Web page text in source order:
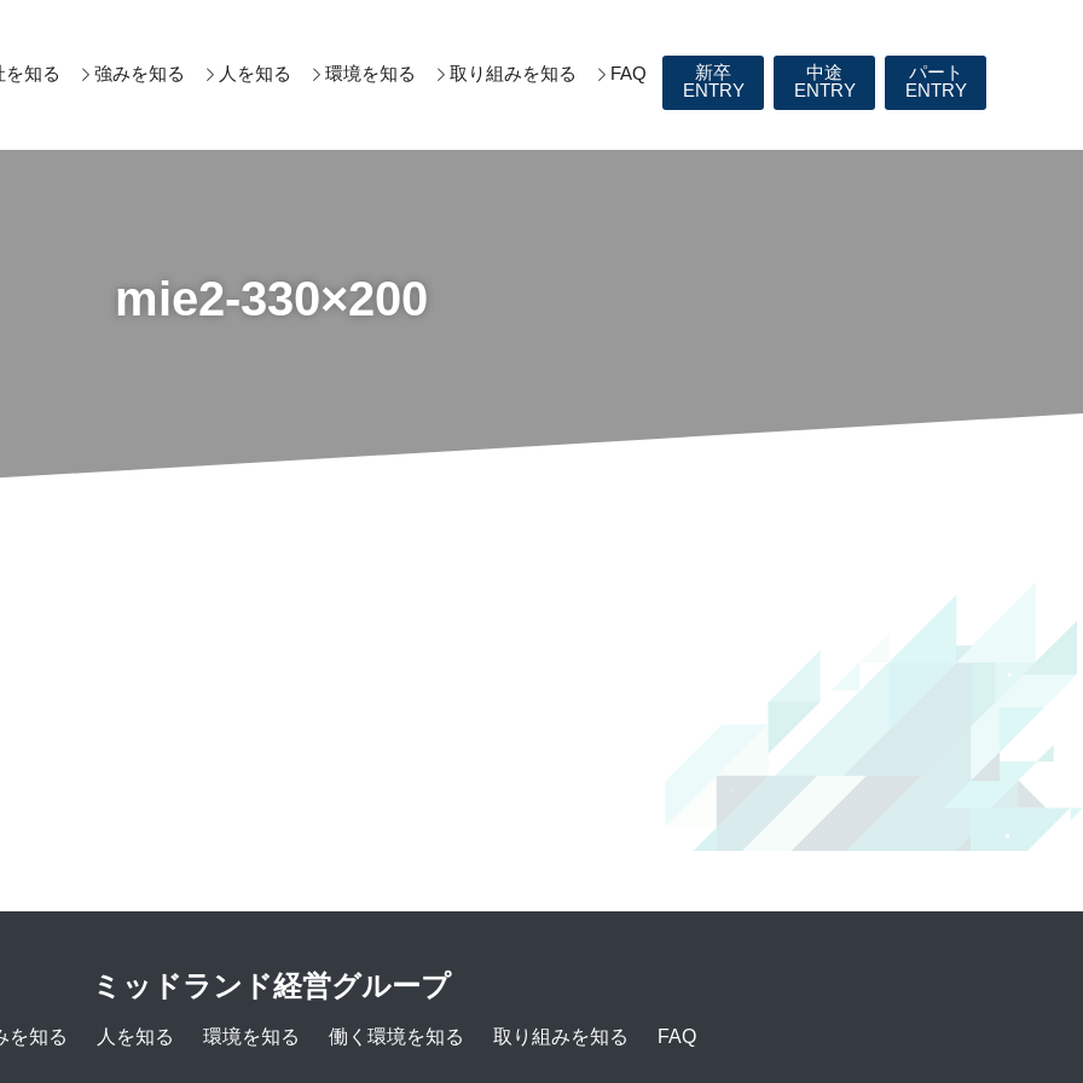
を知る 強みを知る 人を知る 環境を知る 取り組みを知る FAQ
新卒
ENTRY
中途
ENTRY
パート
ENTRY
mie2-330×200
ミッドランド経営グループ
を知る 人を知る 環境を知る 働く環境を知る 取り組みを知る FAQ